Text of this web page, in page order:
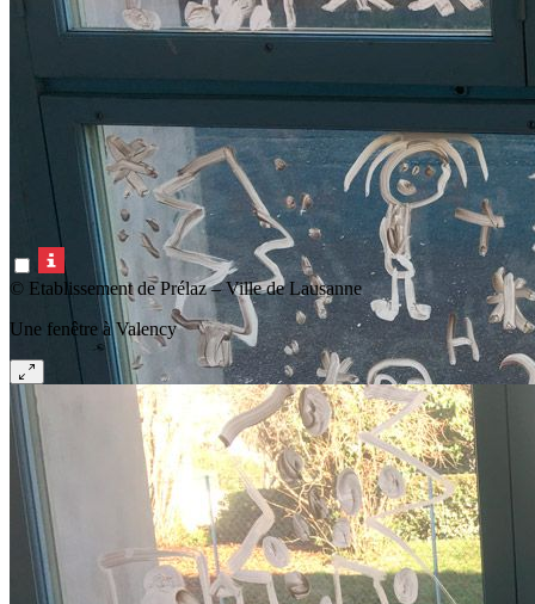
© Etablissement de Prélaz – Ville de Lausanne
Une fenêtre à Valency